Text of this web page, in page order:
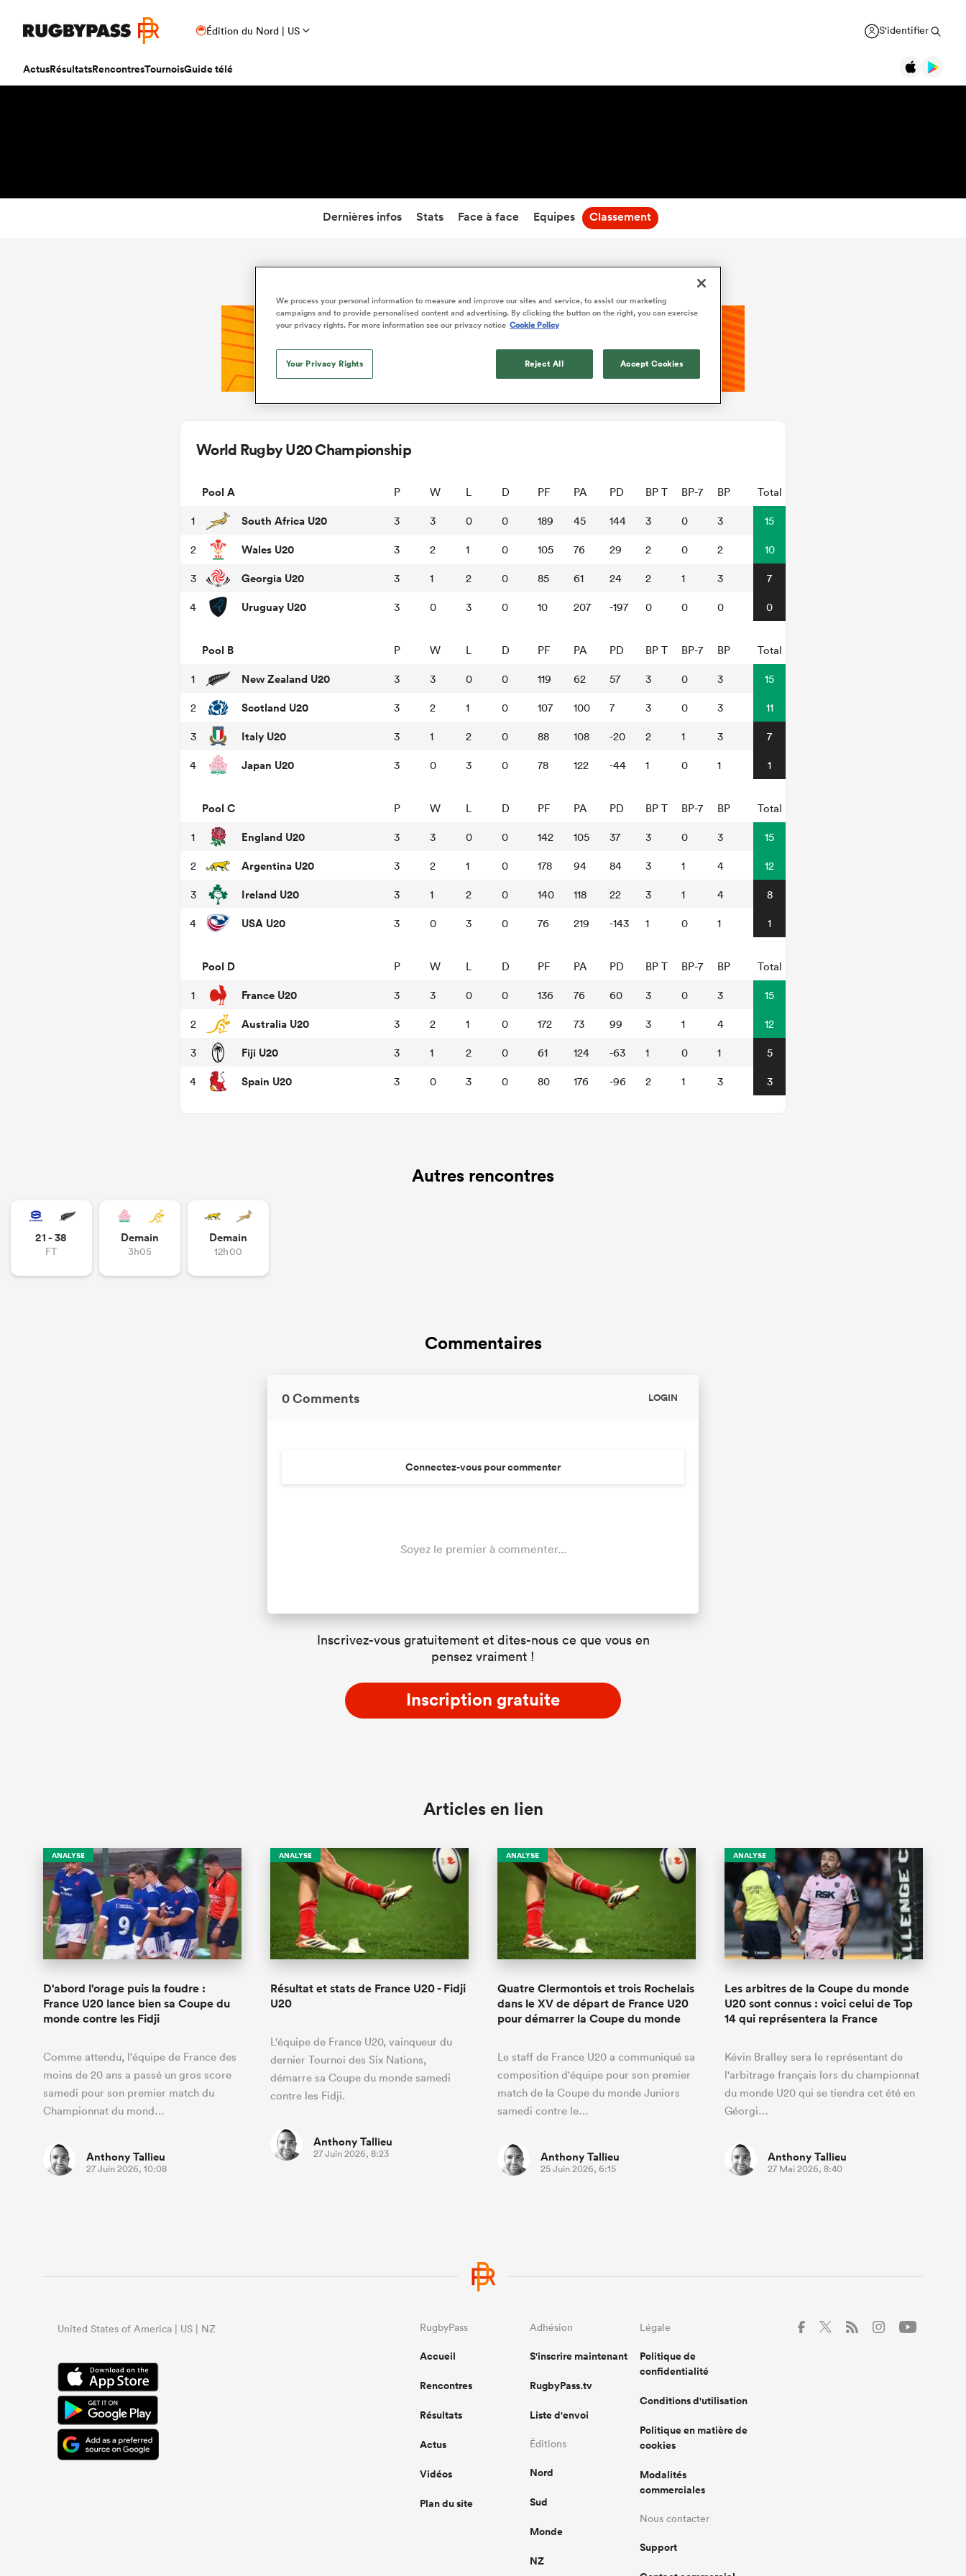
Édition du Nord | US S'identifier
ActusRésultatsRencontresTournoisGuide télé
Dernières infos Stats Face à face Equipes Classement
Australia U20 vs Fiji U20 - Classement en direct
World Rugby U20 Championship
Pool A P W L D PF PA PD BP T BP-7 BP Total
1 South Africa U20 3 3 0 0 189 45 144 3 0 3 15
2 Wales U20 3 2 1 0 105 76 29 2 0 2 10
3 Georgia U20 3 1 2 0 85 61 24 2 1 3 7
4 Uruguay U20 3 0 3 0 10 207 -197 0 0 0 0
Pool B P W L D PF PA PD BP T BP-7 BP Total
1 New Zealand U20 3 3 0 0 119 62 57 3 0 3 15
2 Scotland U20 3 2 1 0 107 100 7 3 0 3 11
3 Italy U20 3 1 2 0 88 108 -20 2 1 3 7
4 Japan U20 3 0 3 0 78 122 -44 1 0 1 1
Pool C P W L D PF PA PD BP T BP-7 BP Total
1 England U20 3 3 0 0 142 105 37 3 0 3 15
2 Argentina U20 3 2 1 0 178 94 84 3 1 4 12
3 Ireland U20 3 1 2 0 140 118 22 3 1 4 8
4 USA U20 3 0 3 0 76 219 -143 1 0 1 1
Pool D P W L D PF PA PD BP T BP-7 BP Total
1 France U20 3 3 0 0 136 76 60 3 0 3 15
2 Australia U20 3 2 1 0 172 73 99 3 1 4 12
3 Fiji U20 3 1 2 0 61 124 -63 1 0 1 5
4 Spain U20 3 0 3 0 80 176 -96 2 1 3 3
Autres rencontres
21 - 38
FT
Demain
3h05
Demain
12h00
Commentaires
0 Comments LOGIN
Connectez-vous pour commenter
Soyez le premier à commenter...
Inscrivez-vous gratuitement et dites-nous ce que vous en
pensez vraiment !
Inscription gratuite
Articles en lien
ANALYSE
D'abord l'orage puis la foudre :
France U20 lance bien sa Coupe du
monde contre les Fidji
Comme attendu, l'équipe de France des
moins de 20 ans a passé un gros score
samedi pour son premier match du
Championnat du mond…
Anthony Tallieu
27 Juin 2026, 10:08
ANALYSE
Résultat et stats de France U20 - Fidji
U20
L'équipe de France U20, vainqueur du
dernier Tournoi des Six Nations,
démarre sa Coupe du monde samedi
contre les Fidji.
Anthony Tallieu
27 Juin 2026, 8:23
ANALYSE
Quatre Clermontois et trois Rochelais
dans le XV de départ de France U20
pour démarrer la Coupe du monde
Le staff de France U20 a communiqué sa
composition d'équipe pour son premier
match de la Coupe du monde Juniors
samedi contre le…
Anthony Tallieu
25 Juin 2026, 6:15
ANALYSE
Les arbitres de la Coupe du monde
U20 sont connus : voici celui de Top
14 qui représentera la France
Kévin Bralley sera le représentant de
l'arbitrage français lors du championnat
du monde U20 qui se tiendra cet été en
Géorgi…
Anthony Tallieu
27 Mai 2026, 8:40
United States of America | US | NZ RugbyPass
Accueil
Rencontres
Résultats
Actus
Vidéos
Plan du site
Adhésion
S'inscrire maintenant
RugbyPass.tv
Liste d'envoi
Éditions
Nord
Sud
Monde
NZ
Légale
Politique de
confidentialité
Conditions d'utilisation
Politique en matière de
cookies
Modalités
commerciales
Nous contacter
Support
We process your personal information to measure and improve our sites and service, to assist our marketing
campaigns and to provide personalised content and advertising. By clicking the button on the right, you can exercise
your privacy rights. For more information see our privacy notice Cookie Policy
Your Privacy Rights Reject All Accept Cookies